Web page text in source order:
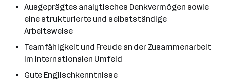
Ausgeprägtes analytisches Denkvermögen sowie
eine strukturierte und selbstständige
Arbeitsweise
Teamfähigkeit und Freude an der Zusammenarbeit
im internationalen Umfeld
Gute Englischkenntnisse